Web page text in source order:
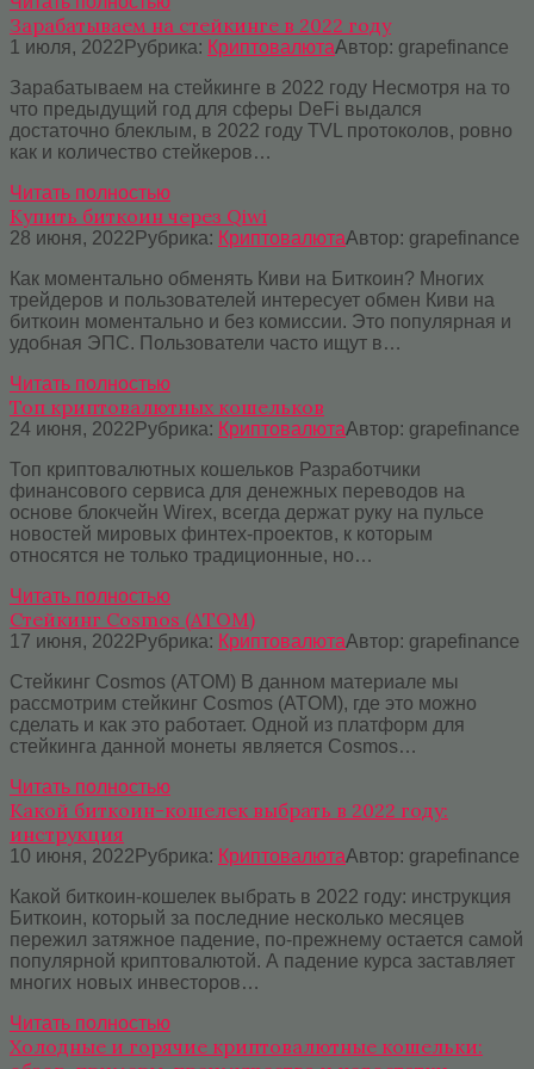
Зарабатываем на стейкинге в 2022 году
1 июля, 2022 Рубрика: КриптовалютаАвтор: grapefinance
Зарабатываем на стейкинге в 2022 году Несмотря на то
что предыдущий год для сферы DeFi выдался
достаточно блеклым, в 2022 году TVL протоколов, ровно
как и количество стейкеров…
Читать полностью
Купить биткоин через Qiwi
28 июня, 2022 Рубрика: КриптовалютаАвтор: grapefinance
Как моментально обменять Киви на Биткоин? Многих
трейдеров и пользователей интересует обмен Киви на
биткоин моментально и без комиссии. Это популярная и
удобная ЭПС. Пользователи часто ищут в…
Читать полностью
Топ криптовалютных кошельков
24 июня, 2022 Рубрика: КриптовалютаАвтор: grapefinance
Топ криптовалютных кошельков Разработчики
финансового сервиса для денежных переводов на
основе блокчейн Wirex, всегда держат руку на пульсе
новостей мировых финтех-проектов, к которым
относятся не только традиционные, но…
Читать полностью
Стейкинг Cosmos (ATOM)
17 июня, 2022 Рубрика: КриптовалютаАвтор: grapefinance
Стейкинг Cosmos (ATOM) В данном материале мы
рассмотрим стейкинг Cosmos (ATOM), где это можно
сделать и как это работает. Одной из платформ для
стейкинга данной монеты является Cosmos…
Читать полностью
Какой биткоин-кошелек выбрать в 2022 году:
инструкция
10 июня, 2022 Рубрика: КриптовалютаАвтор: grapefinance
Какой биткоин-кошелек выбрать в 2022 году: инструкция
Биткоин, который за последние несколько месяцев
пережил затяжное падение, по-прежнему остается самой
популярной криптовалютой. А падение курса заставляет
многих новых инвесторов…
Читать полностью
Холодные и горячие криптовалютные кошельки: